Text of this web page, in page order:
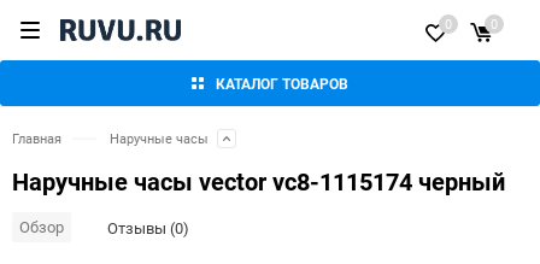
КАТАЛОГ ТОВАРОВ
0 0
Главная Наручные часы
Наручные часы vector vc8-1115174 черный
Обзор Отзывы (0)